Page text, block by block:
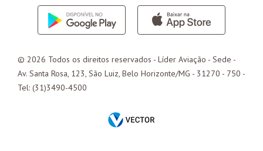
© 2026 Todos os direitos reservados - Líder Aviação - Sede -
Av. Santa Rosa, 123, São Luiz, Belo Horizonte/MG - 31270 - 750 -
Tel: (31)3490-4500